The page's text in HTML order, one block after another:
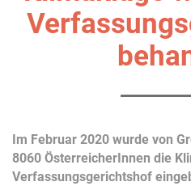
Im Februar 2020 wurde von
8060 ÖsterreicherInnen die
Verfassungsgerichtshof